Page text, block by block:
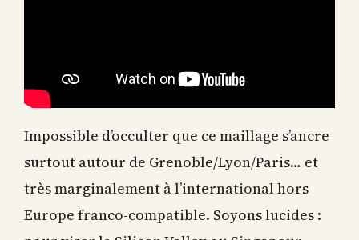
Impossible d’occulter que ce maillage s’ancre
surtout autour de Grenoble/Lyon/Paris… et
très marginalement à l’international hors
Europe franco-compatible. Soyons lucides :